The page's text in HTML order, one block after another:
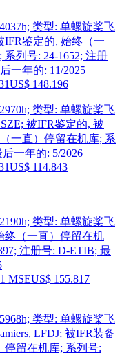
类型: 单螺旋桨飞
IFR鉴定的, 始终（一
列号: 24-1652; 注册
一年的: 11/2025
US$ 148.196
类型: 单螺旋桨飞
被IFR鉴定的, 被
一直）停留在机库; 系
一年的: 5/2026
US$ 114.843
类型: 单螺旋桨飞
终（一直）停留在机
注册号: D-ETIB; 最
MSEUS$ 155.817
类型: 单螺旋桨飞
LFDJ; 被IFR装备
停留在机库; 系列号: